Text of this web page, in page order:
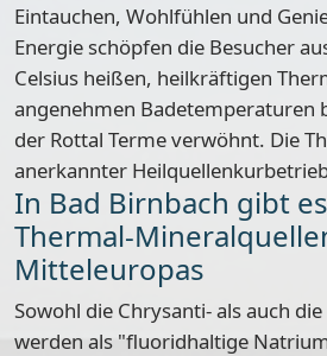
Eintauchen, Wohlfühlen und
Energie schöpfen die Besucher
Celsius heißen, heilkräftigen
angenehmen Badetemperaturen
der Rottal Terme verwöhnt. Die
anerkannter
In Bad Birnbach gibt
Thermal-
Mitteleuropas
Sowohl die Chrysanti- als auch
werden als "fluoridhaltige